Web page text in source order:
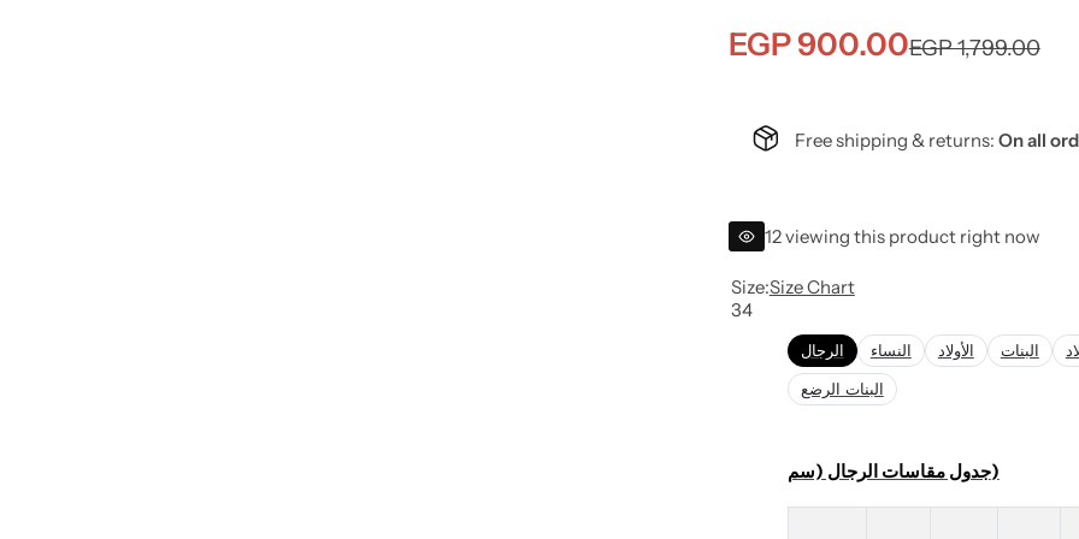
S
p
r
EGP 900.00R
g
l
r
r
i
EGP 1,799.00
Free shipping & returns: On all
12 viewing this product right now
Size:
34
Size Chart
الرجال النساء الأولاد البنات
البنات الرضع
جدول مقاسات الرجال (سم)